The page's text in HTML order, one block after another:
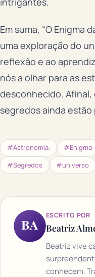
Em suma, “O Enigma
uma exploração do
reflexão e ao
nós a olhar para as
desconhecido. Afinal,
segredos ainda estão
#Astronomia. #Enigma
#Segredos
#universo
BA
ESCRITO POR
Beatriz
Beatriz vive
conhecem.